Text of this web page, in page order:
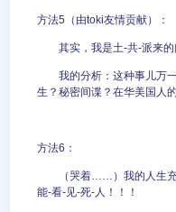
方法5（由toki友情贡献）：
其实，我是土-共-派来
我的分析：这种事儿万
生？秘密间谍？在华美国人
方法6：
（哭着……）我的人生
能-看-见-死-人！！！